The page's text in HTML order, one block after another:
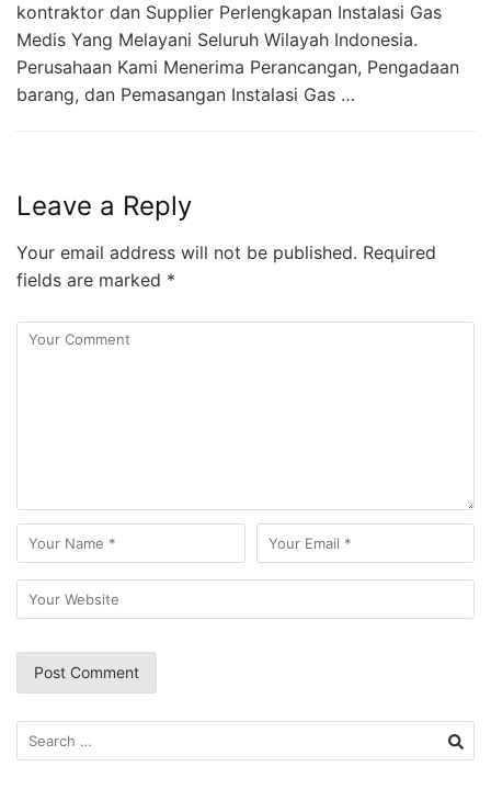
kontraktor dan Supplier Perlengkapan Instalasi Gas
Medis Yang Melayani Seluruh Wilayah Indonesia.
Perusahaan Kami Menerima Perancangan, Pengadaan
barang, dan Pemasangan Instalasi Gas …
Leave a Reply
Your email address will not be published. Required
fields are marked *
Search
for: